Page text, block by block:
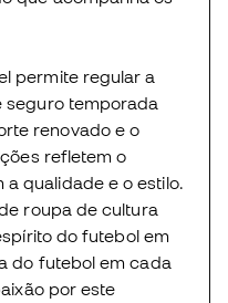
permite regular a
seguro temporada
renovado e o
refletem o
qualidade e o estilo.
roupa de cultura
do futebol em
do futebol em cada
por este